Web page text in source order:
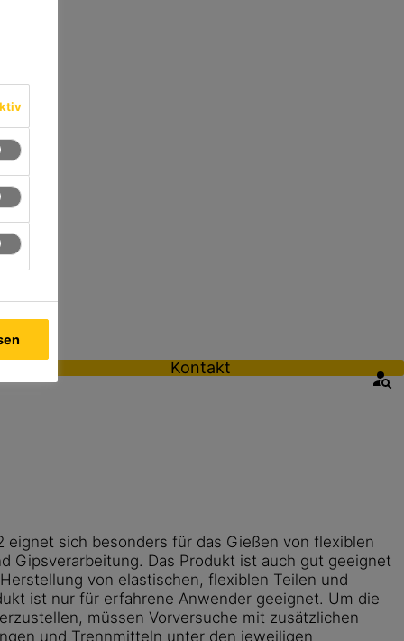
Kontakt
eignet sich besonders für das Gießen von flexiblen
Gipsverarbeitung. Das Produkt ist auch gut geeignet
von elastischen, flexiblen Teilen und
ist nur für erfahrene Anwender geeignet. Um die
müssen Vorversuche mit zusätzlichen
und Trennmitteln unter den jeweiligen